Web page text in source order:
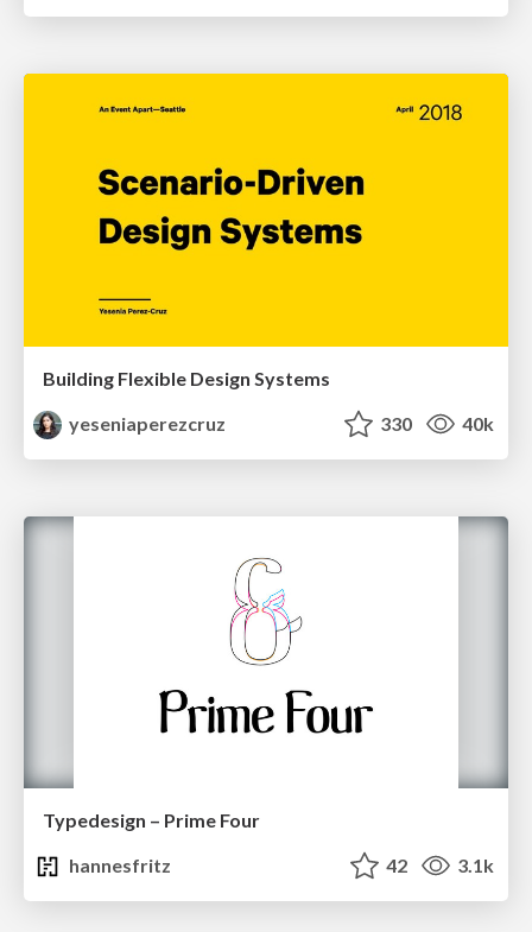
Building Flexible Design Systems
yeseniaperezcruz
330 40k
Typedesign – Prime Four
hannesfritz
42 3.1k